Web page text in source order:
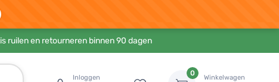
ruilen en retourneren binnen 90 dagen
Inloggen
0
Winkelwagen